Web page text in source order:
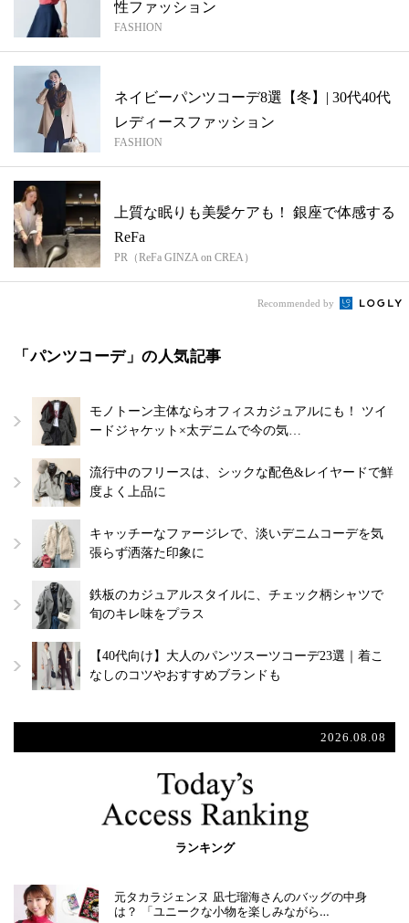
性ファッション
FASHION
ネイビーパンツコーデ8選【冬】| 30代40代
レディースファッション
FASHION
上質な眠りも美髪ケアも！ 銀座で体感する
ReFa
PR（ReFa GINZA on CREA）
Recommended by
「パンツコーデ」の人気記事
モノトーン主体ならオフィスカジュアルにも！ ツイ
ードジャケット×太デニムで今の気…
流行中のフリースは、シックな配色&レイヤードで鮮
度よく上品に
キャッチーなファージレで、淡いデニムコーデを気
張らず洒落た印象に
鉄板のカジュアルスタイルに、チェック柄シャツで
旬のキレ味をプラス
【40代向け】大人のパンツスーツコーデ23選｜着こ
なしのコツやおすすめブランドも
2026.08.08
ランキング
元タカラジェンヌ 凪七瑠海さんのバッグの中身
は？ 「ユニークな小物を楽しみながら…